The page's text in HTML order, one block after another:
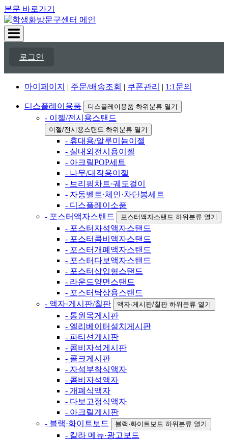
본문 바로가기
로그인
마이페이지 | 주문/배송조회 | 쿠폰관리 | 1:1문의
디스플레이용품 디스플레이용품 하위분류 열기
- 이젤/전시용스탠드
이젤/전시용스탠드 하위분류 열기
- 휴대용/알루미늄이젤
- 실내외전시용이젤
- 아크릴POP세트
- 나무/대작용이젤
- 브리핑차트·궤도걸이
- 자동벨트·체인·차단봉세트
- 디스플레이소품
- 포스터액자스탠드
포스터액자스탠드 하위분류 열기
- 포스터자석액자스탠드
- 포스터콤비액자스탠드
- 포스터개폐액자스탠드
- 포스터다보액자스탠드
- 포스터삽입형스탠드
- 라운드양면스탠드
- 포스터탁상용스탠드
- 액자·게시판/칠판
액자·게시판/칠판 하위분류 열기
- 통원목게시판
- 엘리베이터설치게시판
- 파티션게시판
- 콤비자석게시판
- 콜크게시판
- 자석부착식액자
- 콤비자석액자
- 개폐식액자
- 다보고정식액자
- 아크릴게시판
- 블랙·화이트보드
블랙·화이트보드 하위분류 열기
- 칼라 메뉴·광고보드